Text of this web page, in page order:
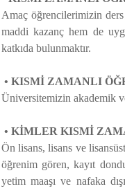
Amaç öğrencilerimizin ders
maddi kazanç hem de
katkıda bulunmaktır.
• KISMİ ZAMANLI
Üniversitemizin akademik
• KİMLER KISMİ
Ön lisans, lisans ve
öğrenim gören, kayıt
yetim maaşı ve nafaka